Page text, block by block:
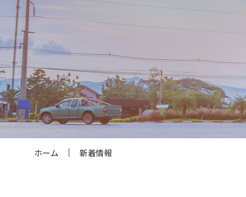
ホーム 新着情報